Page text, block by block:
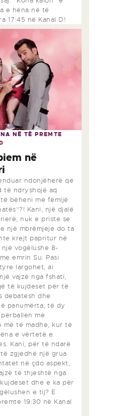
e hëna në të
17:45 në Kanal D!
NË TË PREMTE
në
ndonjëherë që
të ndryshojë aq
bëheni me fëmijë
Kani, një djalë
nuk e priste se
një mbrëmjeje do ta
krejt papritur në
një vogëlushe 8-
emrin Su. Pasi
largohet, ai
vajzë nga fshati,
të kujdeset për të
debatesh dhe
panumërta, të dy
me
më të madhe, kur të
e vërtetë e
Kani, për të ndarë
zgjedhë një grua
në çdo aspekt,
të thjeshtë nga
dhe e ka për
e tij? E
19:30 në Kanal